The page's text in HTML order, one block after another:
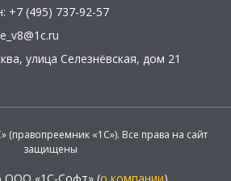
+7 (495) 737-92-57
, улица Селезнёвская, дом 21
(правопреемник «1С»). Все права на сайт
защищены